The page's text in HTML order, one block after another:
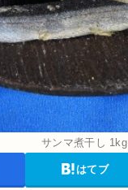
サンマ煮干し 1kg
はてブ